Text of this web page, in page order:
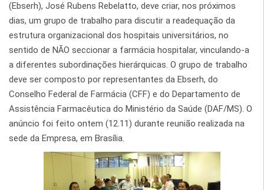
(Ebserh), José Rubens Rebelatto, deve criar, nos próximos
dias, um grupo de trabalho para discutir a readequação da
estrutura organizacional dos hospitais universitários, no
sentido de NÃO seccionar a farmácia hospitalar, vinculando-a
a diferentes subordinações hierárquicas. O grupo de trabalho
deve ser composto por representantes da Ebserh, do
Conselho Federal de Farmácia (CFF) e do Departamento de
Assistência Farmacêutica do Ministério da Saúde (DAF/MS). O
anúncio foi feito ontem (12.11) durante reunião realizada na
sede da Empresa, em Brasília.